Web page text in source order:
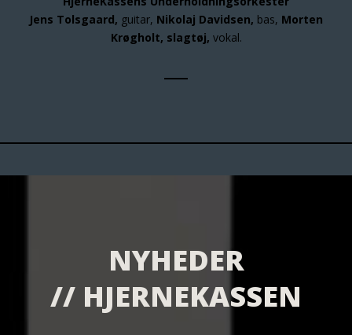
Jens Tolsgaard, guitar, Nikolaj Davidsen, bas, Morten
Krøgholt, slagtøj, vokal.
NYHEDER
// HJERNEKASSEN